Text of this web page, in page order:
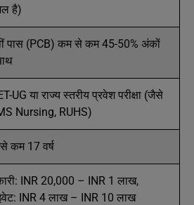
है)
पास (PCB) कम से कम 45-50% अंकों
UG या राज्य स्तरीय प्रवेश परीक्षा (जैसे
Nursing, RUHS)
कम 17 वर्ष
INR 20,000 – INR 1 लाख,
INR 4 लाख – INR 10 लाख